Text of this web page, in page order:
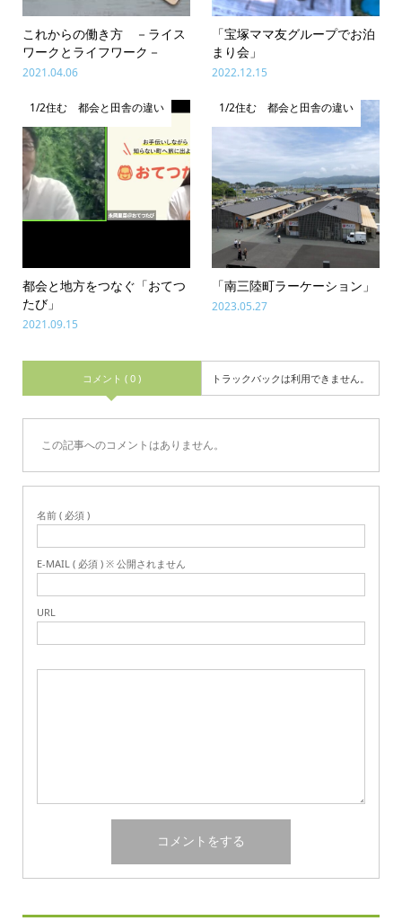
これからの働き方 －ライス
ワークとライフワーク－
2021.04.06
「宝塚ママ友グループでお泊
まり会」
2022.12.15
1/2住む 都会と田舎の違い
都会と地方をつなぐ「おてつ
たび」
2021.09.15
1/2住む 都会と田舎の違い
「南三陸町ラーケーション」
2023.05.27
コメント ( 0 ) トラックバックは利用できません。
この記事へのコメントはありません。
名前 ( 必須 )
E-MAIL ( 必須 ) ※ 公開されません
URL